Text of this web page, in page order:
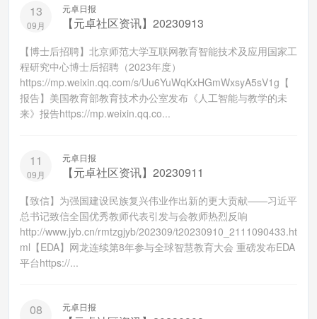
13
09月
元卓日报
【元卓社区资讯】20230913
【博士后招聘】北京师范大学互联网教育智能技术及应用国家工
程研究中心博士后招聘（2023年度）
https://mp.weixin.qq.com/s/Uu6YuWqKxHGmWxsyA5sV1g【
报告】美国教育部教育技术办公室发布《人工智能与教学的未
来》报告https://mp.weixin.qq.co...
11
09月
元卓日报
【元卓社区资讯】20230911
【致信】为强国建设民族复兴伟业作出新的更大贡献——习近平
总书记致信全国优秀教师代表引发与会教师热烈反响
http://www.jyb.cn/rmtzgjyb/202309/t20230910_2111090433.ht
ml【EDA】网龙连续第8年参与全球智慧教育大会 重磅发布EDA
平台https://...
08 元卓日报